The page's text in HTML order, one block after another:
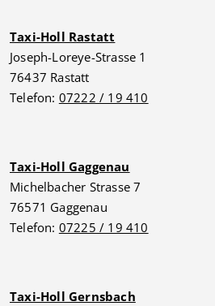
Taxi-Holl Rastatt
Joseph-Loreye-Strasse 1
76437 Rastatt
Telefon: 07222 / 19 410
Taxi-Holl Gaggenau
Michelbacher Strasse 7
76571 Gaggenau
Telefon: 07225 / 19 410
Taxi-Holl Gernsbach